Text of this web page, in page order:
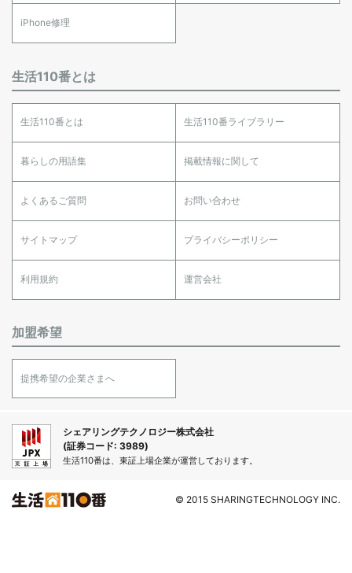
iPhone修理
生活110番とは
生活110番とは 生活110番ライブラリー
暮らしの用語集 掲載情報に関して
よくあるご質問 お問い合わせ
サイトマップ プライバシーポリシー
利用規約 運営会社
加盟希望
提携希望の企業さまへ
シェアリングテクノロジー株式会社
(証券コード: 3989)
生活110番は、東証上場企業が運営しております。
© 2015 SHARINGTECHNOLOGY INC.